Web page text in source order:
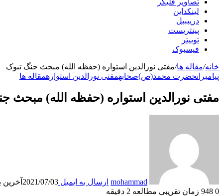
تصاویر فلیکر
لینکداین
دریبببل
پینتریست
توییتر
فیسبوک
خانه/مقاله ها/مفتی نورالدین استواره (حفظه الله) مبحث جنگ تبوک
پیامبرانحضرت محمد(ص)صحابهمفتی نورالدین استوارهمقاله ها
مفتی نورالدین استواره (حفظه الله) مبحث
mohammad ارسال به ایمیل 2021/07/03 آخرین
0
زمان تقریبی مطالعه 2 دقیقه